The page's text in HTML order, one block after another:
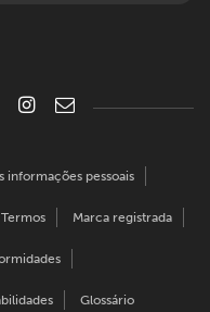
informações pessoais
Termos Marca registrada
Glossário